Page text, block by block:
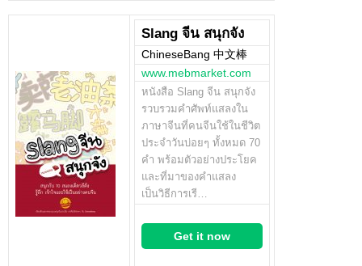
Slang จีน สนุกจัง
ChineseBang 中文棒
www.mebmarket.com
หนังสือ Slang จีน สนุกจัง
รวบรวมคำศัพท์แสลงใน
ภาษาจีนที่คนจีนใช้ในชีวิต
ประจำวันบ่อยๆ ทั้งหมด 70
คำ พร้อมตัวอย่างประโยค
และที่มาของคำแสลง
เป็นวิธีการเรี…
Get it now